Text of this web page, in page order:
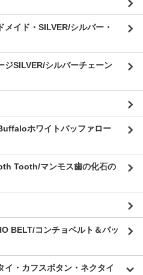
イド・SILVER/シルバー・
ジSILVER/シルバーチェーン
ホワイトバッファロー
Tooth/マンモス歯の化石の
BELT/コンチョベルト＆バッ
イ・カフスボタン・ネクタイ